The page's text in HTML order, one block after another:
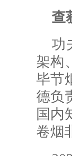
查
功
架构
毕节
德负
国内
卷烟